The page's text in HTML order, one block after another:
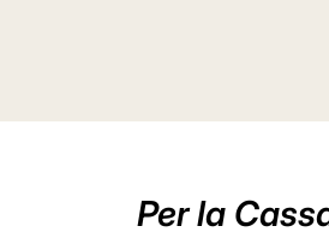
Per la